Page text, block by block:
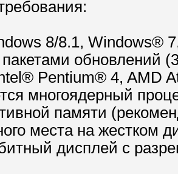
8/8.1, Windows®
обновлений
Pentium® 4, AMD
многоядерный
памяти
места на жестком
дисплей с